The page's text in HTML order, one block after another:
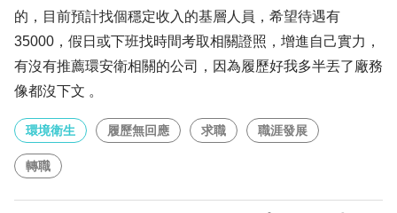
的，目前預計找個穩定收入的基層人員，希望待遇有
35000，假日或下班找時間考取相關證照，增進自己實力，
有沒有推薦環安衛相關的公司，因為履歷好我多半丟了廠務
像都沒下文 。
環境衛生 履歷無回應 求職 職涯發展
轉職